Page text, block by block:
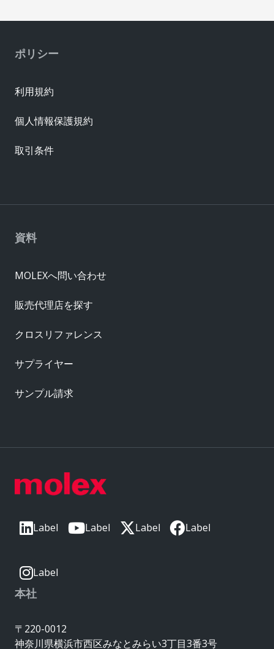
Label Label Label Label
Label
本社
〒220-0012
神奈川県横浜市西区みなとみらい3丁目3番3号
資料
MOLEXへ問い合わせ
販売代理店を探す
クロスリファレンス
サプライヤー
サンプル請求
ポリシー
利用規約
個人情報保護規約
取引条件